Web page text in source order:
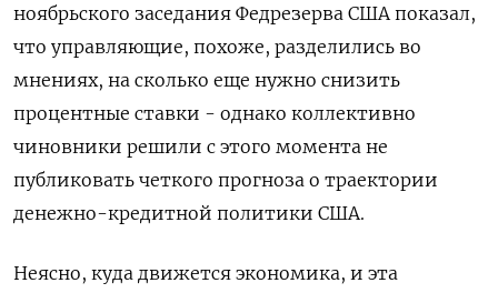
ноябрьского заседания Федрезерва США показал,
что управляющие, похоже, разделились во
мнениях, на сколько еще нужно снизить
процентные ставки - однако коллективно
чиновники решили с этого момента не
публиковать четкого прогноза о траектории
денежно-кредитной политики США.
Неясно, куда движется экономика, и эта